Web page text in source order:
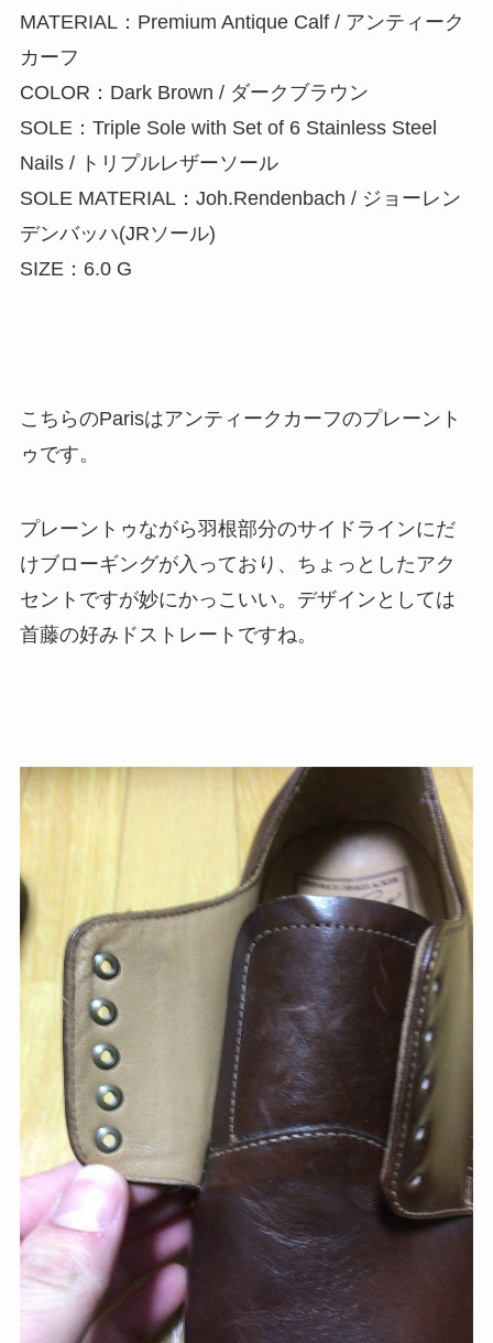
MATERIAL：Premium Antique Calf / アンティーク
カーフ
COLOR：Dark Brown / ダークブラウン
SOLE：Triple Sole with Set of 6 Stainless Steel
Nails / トリプルレザーソール
SOLE MATERIAL：Joh.Rendenbach / ジョーレン
デンバッハ(JRソール)
SIZE：6.0 G
こちらのParisはアンティークカーフのプレーント
ゥです。
プレーントゥながら羽根部分のサイドラインにだ
けブローギングが入っており、ちょっとしたアク
セントですが妙にかっこいい。デザインとしては
首藤の好みドストレートですね。